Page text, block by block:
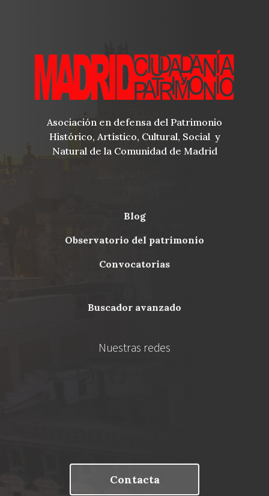
Asociación en defensa del Patrimonio
Histórico, Artístico, Cultural, Social y
Natural de la Comunidad de Madrid
Menu
blog
observatorio del patrimonio
convocatorias
buscador avanzado
Nuestras redes
Contacta